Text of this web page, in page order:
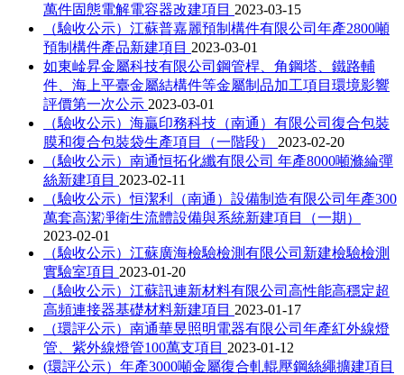
萬件固態電解電容器改建項目 2023-03-15
（驗收公示）江蘇普嘉麗預制構件有限公司年產2800噸
預制構件產品新建項目 2023-03-01
如東崯昇金屬科技有限公司鋼管桿、角鋼塔、鐵路輔
件、海上平臺金屬結構件等金屬制品加工項目環境影響
評價第一次公示 2023-03-01
（驗收公示）海贏印務科技（南通）有限公司復合包裝
膜和復合包裝袋生產項目（一階段） 2023-02-20
（驗收公示）南通恒拓化纖有限公司 年產8000噸滌綸彈
絲新建項目 2023-02-11
（驗收公示）恒潔利（南通）設備制造有限公司年產300
萬套高潔凈衛生流體設備與系統新建項目（一期）
2023-02-01
（驗收公示）江蘇廣海檢驗檢測有限公司新建檢驗檢測
實驗室項目 2023-01-20
（驗收公示）江蘇訊連新材料有限公司高性能高穩定超
高頻連接器基礎材料新建項目 2023-01-17
（環評公示）南通華昱照明電器有限公司年產紅外線燈
管、紫外線燈管100萬支項目 2023-01-12
(環評公示）年產3000噸金屬復合軋輥壓鋼絲繩擴建項目